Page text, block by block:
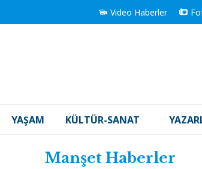
Video Haberler
YAŞAM KÜLTÜR-SANAT
Manşet Haberler